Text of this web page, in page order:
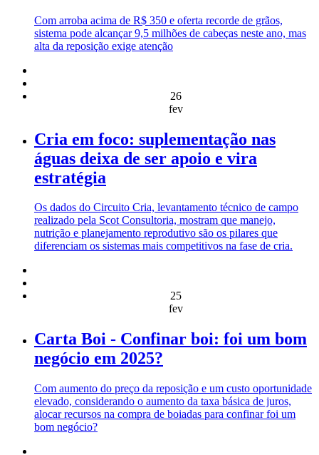
Com arroba acima de R$ 350 e oferta recorde de grãos,
sistema pode alcançar 9,5 milhões de cabeças neste ano, mas
alta da reposição exige atenção
26
fev
Cria em foco: suplementação nas
águas deixa de ser apoio e vira
estratégia
Os dados do Circuito Cria, levantamento técnico de campo
realizado pela Scot Consultoria, mostram que manejo,
nutrição e planejamento reprodutivo são os pilares que
diferenciam os sistemas mais competitivos na fase de cria.
25
fev
Carta Boi - Confinar boi: foi um bom
negócio em 2025?
Com aumento do preço da reposição e um custo oportunidade
elevado, considerando o aumento da taxa básica de juros,
alocar recursos na compra de boiadas para confinar foi um
bom negócio?